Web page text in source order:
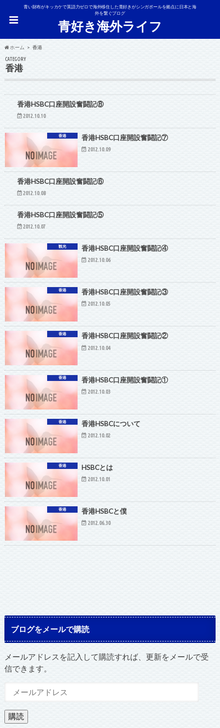
青い財布がキッカケで英語力ゼロで海外移住した青好きがシンガポールを拠点に日本と海
外を繋ぐブログ
青好き海外ライフ
ホーム 香港
CATEGORY
香港
香港
香港HSBC口座開設奮闘記⑧
2012.10.10
香港 香港HSBC口座開設奮闘記⑦
2012.10.09
香港
香港HSBC口座開設奮闘記⑥
2012.10.08
香港
香港HSBC口座開設奮闘記⑤
2012.10.07
観光 香港HSBC口座開設奮闘記④
2012.10.06
香港 香港HSBC口座開設奮闘記③
2012.10.05
香港 香港HSBC口座開設奮闘記②
2012.10.04
香港 香港HSBC口座開設奮闘記①
2012.10.03
香港 香港HSBCについて
2012.10.02
香港 HSBCとは
2012.10.01
香港 香港HSBCと僕
2012.06.30
ブログをメールで購読
メールアドレスを記入して購読すれば、更新をメールで受
信できます。
ル
ア
購読